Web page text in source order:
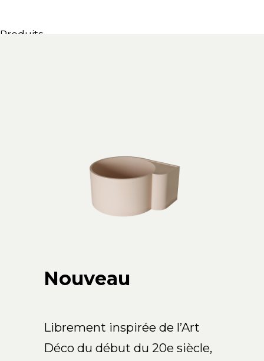
Produits
Arco Collection
Frieze Collection
Nouveau
Librement inspirée de l’Art
Déco du début du 20e siècle,